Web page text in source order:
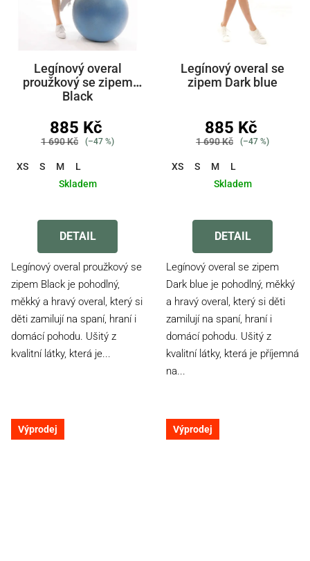
Legínový overal
proužkový se zipem
Black
885 Kč
1 690 Kč (–47 %)
XS S M
L
Skladem
hodnocení
produktu
5,0
5
hvězdiček.
DETAIL
Legínový overal proužkový se
zipem Black je pohodlný,
měkký a hravý overal, který si
děti zamilují na spaní, hraní i
domácí pohodu. Ušitý z
kvalitní látky, která je...
Legínový overal se
zipem Dark blue
885 Kč
1 690 Kč (–47 %)
XS S M
L
Skladem
hodnocení
produktu
4,5
5
hvězdiček.
DETAIL
Legínový overal se zipem
Dark blue je pohodlný, měkký
a hravý overal, který si děti
zamilují na spaní, hraní i
domácí pohodu. Ušitý z
kvalitní látky, která je příjemná
na...
Výprodej Výprodej